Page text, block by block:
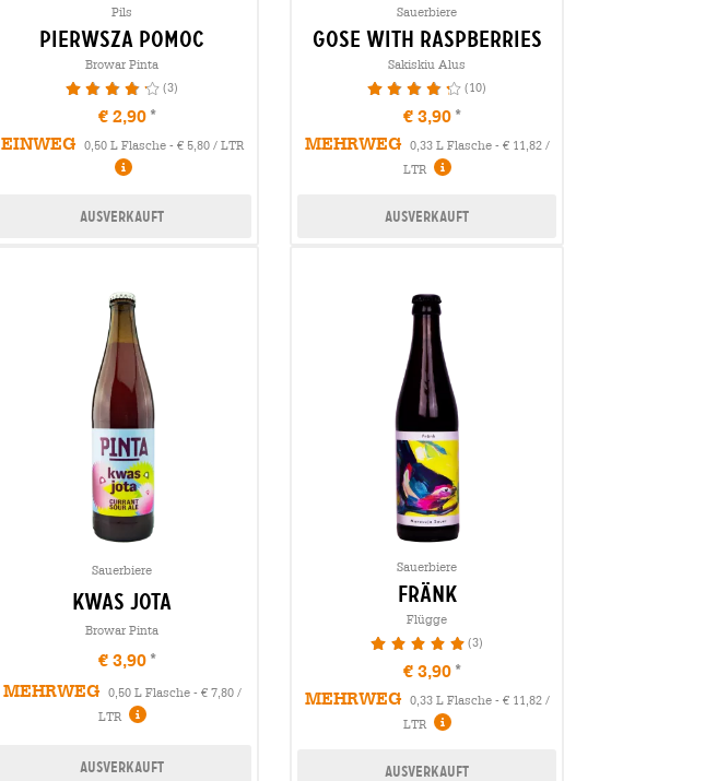
Pils
pierwsza pomoc
Browar Pinta
86.67% (3)
€ 2,90
EINWEG
0,50 L Flasche - € 5,80 / LTR
Ausverkauft
Sauerbiere
gose with raspberries
Sakiskiu Alus
88% (10)
€ 3,90
MEHRWEG
0,33 L Flasche - € 11,82 /
LTR
Ausverkauft
Sauerbiere
kwas jota
Browar Pinta
€ 3,90
MEHRWEG
0,50 L Flasche - € 7,80 /
LTR
Ausverkauft
Sauerbiere
fränk
Flügge
100% (3)
€ 3,90
MEHRWEG
0,33 L Flasche - € 11,82 /
LTR
Ausverkauft